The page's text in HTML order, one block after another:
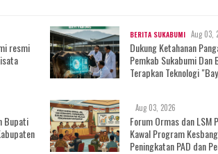
resmi
BERITA SUKABUMI Aug 03,
Dukung Ketahanan
Pemkab Sukabumi Dan
Terapkan Teknologi
Bupati
Aug 03, 2026
Forum Ormas dan LSM
Kawal Program
Peningkatan PAD dan